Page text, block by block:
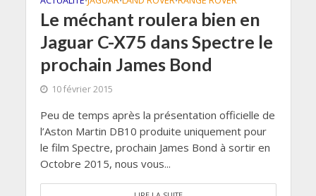
Le méchant roulera bien en
Jaguar C-X75 dans Spectre le
prochain James Bond
10 février 2015
Peu de temps après la présentation officielle de
l’Aston Martin DB10 produite uniquement pour
le film Spectre, prochain James Bond à sortir en
Octobre 2015, nous vous...